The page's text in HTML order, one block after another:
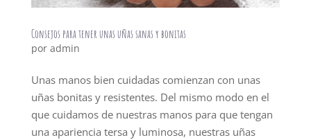
Consejos para tener unas uñas sanas y bonitas
por admin
Unas manos bien cuidadas comienzan con unas
uñas bonitas y resistentes. Del mismo modo en el
que cuidamos de nuestras manos para que tengan
una apariencia tersa y luminosa, nuestras uñas